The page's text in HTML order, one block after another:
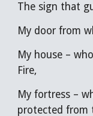
The sign that
My door from
My house –
Fire,
My fortress –
protected from